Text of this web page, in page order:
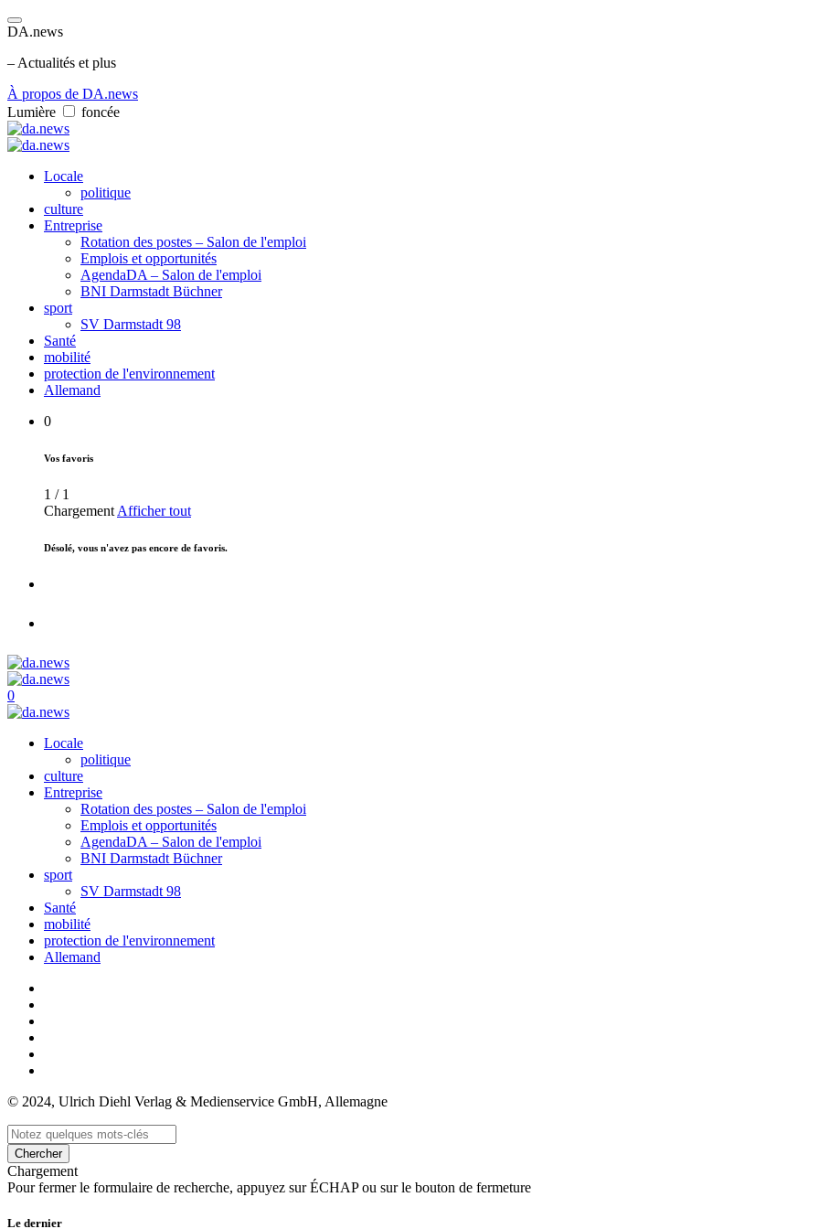
DA.news
– Actualités et plus
À propos de DA.news
Lumière
foncée
Locale
politique
culture
Entreprise
Rotation des postes – Salon de l'emploi
Emplois et opportunités
AgendaDA – Salon de l'emploi
BNI Darmstadt Büchner
sport
SV Darmstadt 98
Santé
mobilité
protection de l'environnement
Allemand
0
Vos favoris
1 / 1
Chargement Afficher tout
Désolé, vous n'avez pas encore de favoris.
0
Locale
politique
culture
Entreprise
Rotation des postes – Salon de l'emploi
Emplois et opportunités
AgendaDA – Salon de l'emploi
BNI Darmstadt Büchner
sport
SV Darmstadt 98
Santé
mobilité
protection de l'environnement
Allemand
© 2024, Ulrich Diehl Verlag & Medienservice GmbH, Allemagne
Chercher
Chargement
Pour fermer le formulaire de recherche, appuyez sur ÉCHAP ou sur le bouton de fermeture
Le dernier